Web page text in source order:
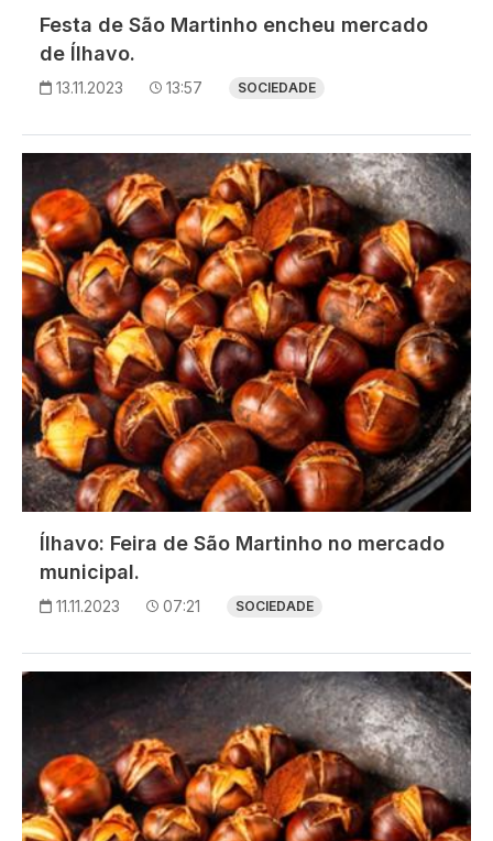
Festa de São Martinho encheu mercado
de Ílhavo.
13.11.2023 13:57 SOCIEDADE
Ílhavo: Feira de São Martinho no mercado
municipal.
11.11.2023 07:21 SOCIEDADE